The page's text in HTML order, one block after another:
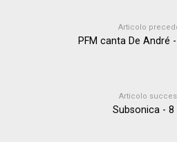
Articolo
PFM canta De André
Articolo
Subsonica - 8